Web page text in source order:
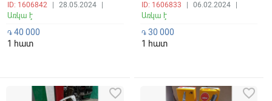
ID: 1606842 28.05.2024
Առկա է
֏ 40 000
1 հատ
ID: 1606833 06.02.2024
Առկա է
֏30 000
1 հատ
favorite_border favorite_border